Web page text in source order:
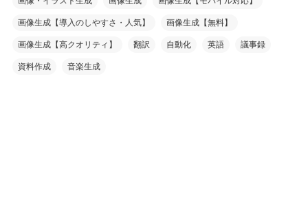
画像生成【導入のしやすさ・人気】 画像生成【無料】
画像生成【高クオリティ】 翻訳 自動化 英語 議事録
資料作成 音楽生成